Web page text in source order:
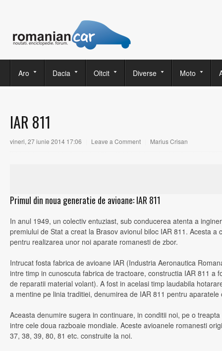
Aro Dacia Oltcit Diverse Moto
IAR 811
vineri, 27 iunie 2014 17:06 Leave a Comment Marius Crisan
Primul din noua generatie de avioane: IAR 811
In anul 1949, un colectiv entuziast, sub conducerea atenta a
premiului de Stat a creat la Brasov avionul biloc IAR 811. Acesta a
pentru realizarea unor noi aparate romanesti de zbor.
Intrucat fosta fabrica de avioane IAR (Industria Aeronautica
intre timp in cunoscuta fabrica de tractoare, constructia IAR 811 a
de reparatii material volant). A fost in acelasi timp laudabila
a mentine pe linia traditiei, denumirea de IAR 811 pentru
Aceasta denumire sugera in continuare, in conditii noi, pe o
intre cele doua razboaie mondiale. Aceste avioanele romanesti
37, 38, 39, 80, 81 etc. construite la noi.